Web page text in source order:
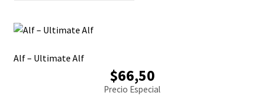
Alf – Ultimate Alf
$66,50
Precio Especial